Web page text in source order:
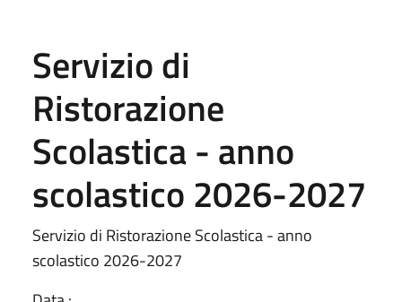
Servizio di
Ristorazione
Scolastica - anno
scolastico 2026-2027
Servizio di Ristorazione Scolastica - anno
scolastico 2026-2027